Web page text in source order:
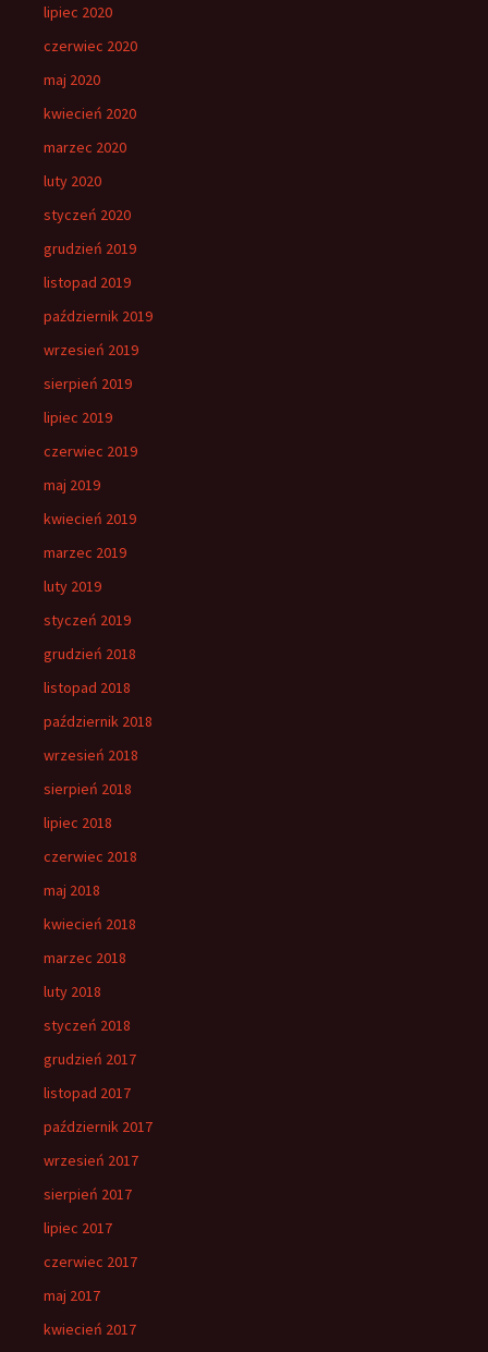
lipiec 2020
czerwiec 2020
maj 2020
kwiecień 2020
marzec 2020
luty 2020
styczeń 2020
grudzień 2019
listopad 2019
październik 2019
wrzesień 2019
sierpień 2019
lipiec 2019
czerwiec 2019
maj 2019
kwiecień 2019
marzec 2019
luty 2019
styczeń 2019
grudzień 2018
listopad 2018
październik 2018
wrzesień 2018
sierpień 2018
lipiec 2018
czerwiec 2018
maj 2018
kwiecień 2018
marzec 2018
luty 2018
styczeń 2018
grudzień 2017
listopad 2017
październik 2017
wrzesień 2017
sierpień 2017
lipiec 2017
czerwiec 2017
maj 2017
kwiecień 2017